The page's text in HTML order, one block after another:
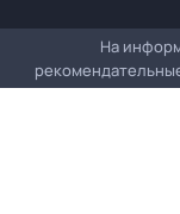
На